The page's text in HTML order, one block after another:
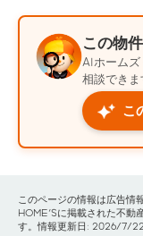
この物
AIホームズ
相談できま
こ
このページの情報は広告情
HOME'Sに掲載された不動
す。情報更新日: 2026/7/22